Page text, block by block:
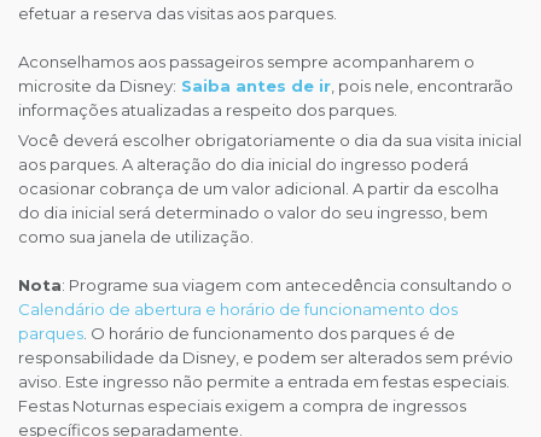
efetuar a reserva das visitas aos parques.
Aconselhamos aos passageiros sempre acompanharem o
microsite da Disney: Saiba antes de ir , pois nele, encontrarão
informações atualizadas a respeito dos parques.
Você deverá escolher obrigatoriamente o dia da sua visita inicial
aos parques. A alteração do dia inicial do ingresso poderá
ocasionar cobrança de um valor adicional. A partir da escolha
do dia inicial será determinado o valor do seu ingresso, bem
como sua janela de utilização.
Nota: Programe sua viagem com antecedência consultando o
Calendário de abertura e horário de funcionamento dos
parques . O horário de funcionamento dos parques é de
responsabilidade da Disney, e podem ser alterados sem prévio
aviso. Este ingresso não permite a entrada em festas especiais.
Festas Noturnas especiais exigem a compra de ingressos
específicos separadamente.